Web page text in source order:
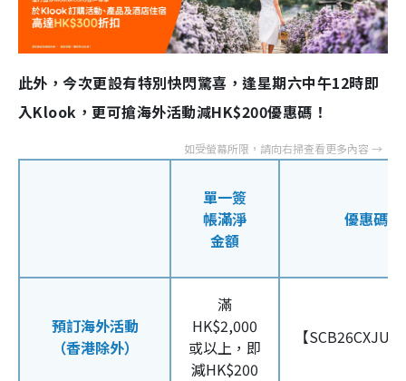
此外，今次更設有特別快閃驚喜，逢星期六中午12時即
入Klook，更可搶海外活動減HK$200優惠碼！
單一簽
帳滿淨
金額
優惠碼
預訂海外活動
（香港除外）
滿
HK$2,000
或以上，即
減HK$200
【